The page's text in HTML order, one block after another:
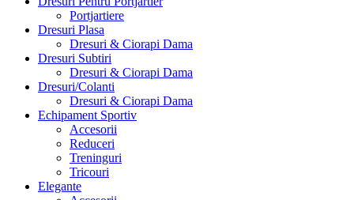
Portjartiere
Dresuri Plasa
Dresuri & Ciorapi Dama
Dresuri Subtiri
Dresuri & Ciorapi Dama
Dresuri/Colanti
Dresuri & Ciorapi Dama
Echipament Sportiv
Accesorii
Reduceri
Treninguri
Tricouri
Elegante